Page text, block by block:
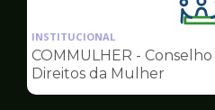
INSTITUCIONAL
COMMULHER -
Direitos da Mulher